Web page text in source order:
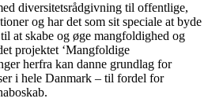
diversitetsrådgivning til offentlige,
og har det som sit speciale at byde
at skabe og øge mangfoldighed og
projektet ‘Mangfoldige
herfra kan danne grundlag for
i hele Danmark – til fordel for